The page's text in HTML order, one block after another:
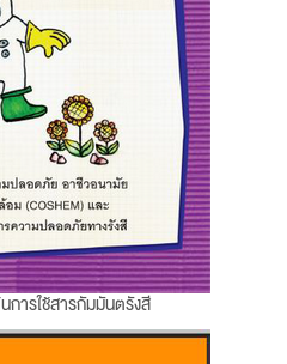
การใช้สารกัมมันตรังสี